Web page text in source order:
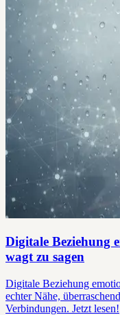
Digitale Beziehung
wagt zu sagen
Digitale Beziehung
echter Nähe,
Verbindungen. Jetzt lesen!